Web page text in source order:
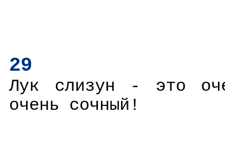
29
Лук слизун - это
очень сочный!